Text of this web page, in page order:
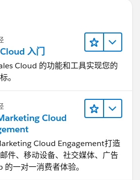
入门
Cloud 的功能和工具实现您的
。
Cloud
Cloud Engagement​打造
件、移动设备、社交媒体、广告
的一对一消费者体验。